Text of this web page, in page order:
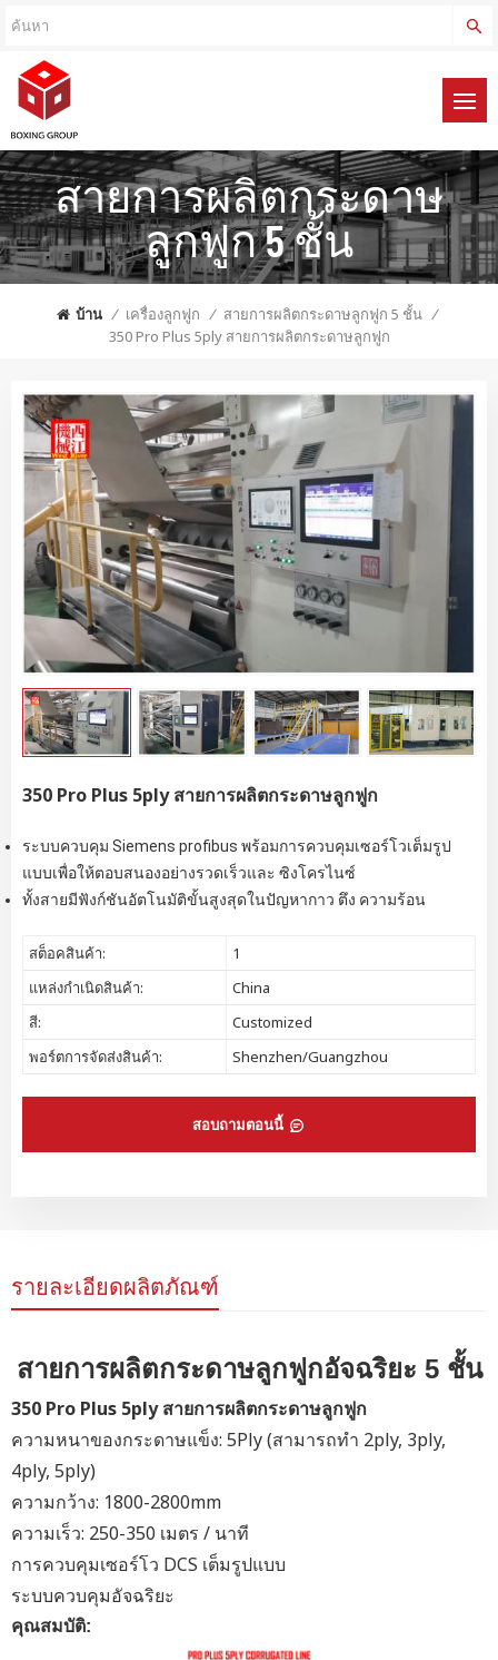
สายการผลิตกระดาษ
ลูกฟูก 5 ชั้น
บ้าน / เครื่องลูกฟูก / สายการผลิตกระดาษลูกฟูก 5 ชั้น /
350 Pro Plus 5ply สายการผลิตกระดาษลูกฟูก
350 Pro Plus 5ply สายการผลิตกระดาษลูกฟูก
ระบบควบคุม Siemens profibus พร้อมการควบคุมเซอร์โวเต็มรูป
แบบเพื่อให้ตอบสนองอย่างรวดเร็วและ ซิงโครไนซ์
ทั้งสายมีฟังก์ชันอัตโนมัติขั้นสูงสุดในปัญหากาว ตึง ความร้อน
สต็อคสินค้า:
1
แหล่งกำเนิดสินค้า:
China
สี:
Customized
พอร์ตการจัดส่งสินค้า:
Shenzhen/Guangzhou
สอบถามตอนนี้
รายละเอียดผลิตภัณฑ์
สายการผลิตกระดาษลูกฟูกอัจฉริยะ 5 ชั้น
350 Pro Plus 5ply สายการผลิตกระดาษลูกฟูก
ความหนาของกระดาษแข็ง: 5Ply(สามารถทำ 2ply, 3ply,
4ply, 5ply)
ความกว้าง: 1800-2800mm
ความเร็ว: 250-350 เมตร / นาที
การควบคุมเซอร์โว DCS เต็มรูปแบบ
ระบบควบคุมอัจฉริยะ
คุณสมบัติ: